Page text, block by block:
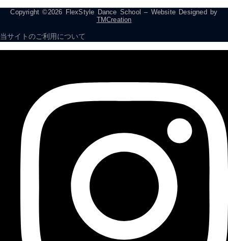
Copyright ©2026 FlexStyle Dance School – Website Designed by
TMCreation
当サイトのご利用について